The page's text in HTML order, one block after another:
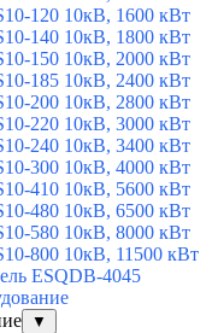
120 10кВ, 1600 кВт
140 10кВ, 1800 кВт
150 10кВ, 2000 кВт
185 10кВ, 2400 кВт
200 10кВ, 2800 кВт
220 10кВ, 3000 кВт
240 10кВ, 3400 кВт
300 10кВ, 4000 кВт
410 10кВ, 5600 кВт
480 10кВ, 6500 кВт
580 10кВ, 8000 кВт
800 10кВ, 11500 кВт
ESQDB-4045
▼